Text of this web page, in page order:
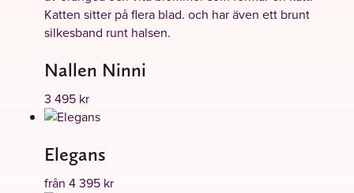
Nallen Ninni
3 495 kr
Elegans
från 4 395 kr